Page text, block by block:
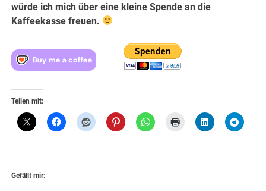
würde ich mich über eine kleine Spende an die
Kaffeekasse freuen.
Teilen mit:
Gefällt mir: